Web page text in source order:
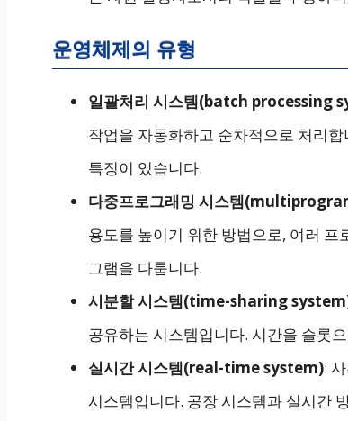
운영체제의 유형
일괄처리 시스템(batch processing
작업을 자동화하고 순차적으로 처리
특징이 있습니다.
다중프로그래밍 시스템
용도를 높이기 위한 방법으로, 여러
그램을 다룹니다.
시분할 시스템(time-sharing
공유하는 시스템입니다. 시간을 슬롯
실시간 시스템(real-time system):
시스템입니다. 공장 시스템과 실시간